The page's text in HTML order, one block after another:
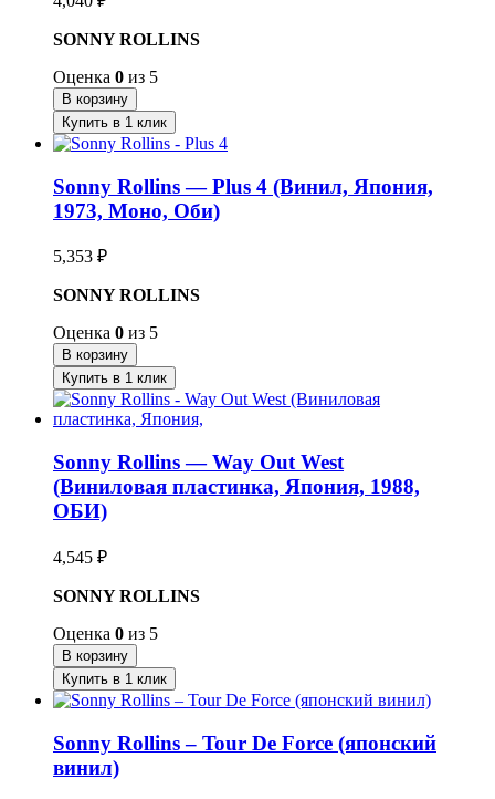
SONNY ROLLINS
Оценка 0 из 5
В корзину
Купить в 1 клик
Sonny Rollins — Plus 4 (Винил, Япония,
1973, Моно, Оби)
5,353 ₽
SONNY ROLLINS
Оценка 0 из 5
В корзину
Купить в 1 клик
Sonny Rollins — Way Out West
(Виниловая пластинка, Япония, 1988,
ОБИ)
4,545 ₽
SONNY ROLLINS
Оценка 0 из 5
В корзину
Купить в 1 клик
Sonny Rollins – Tour De Force (японский
винил)